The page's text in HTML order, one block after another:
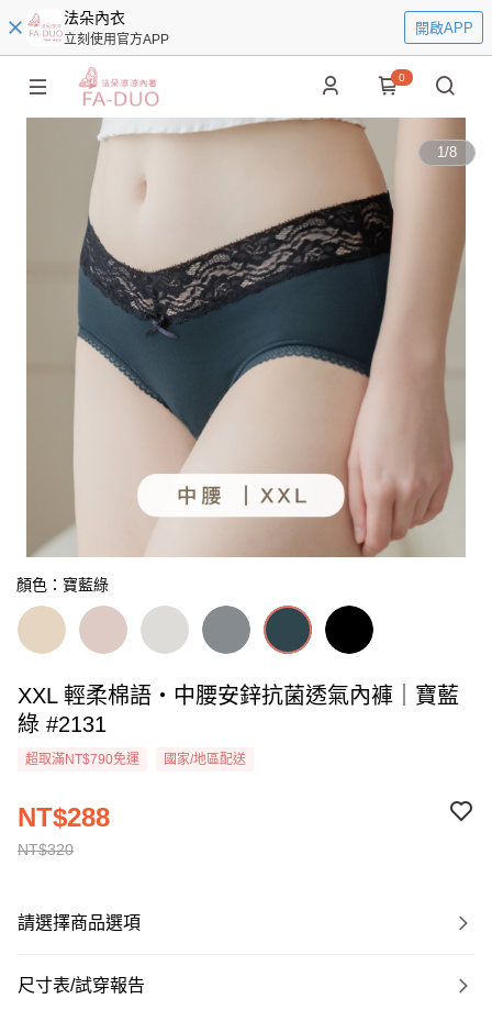
法朵內衣
立刻使用官方APP
開啟APP
0
1/8
顏色：寶藍綠
XXL 輕柔棉語・中腰安鋅抗菌透氣內褲｜寶藍
綠 #2131
超取滿NT$790免運 國家/地區配送
NT$320
NT$288
請選擇商品選項
尺寸表/試穿報告